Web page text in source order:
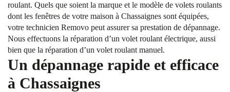
roulant. Quels que soient la marque et le modèle de volets roulants
dont les fenêtres de votre maison à Chassaignes sont équipées,
votre technicien Removo peut assurer sa prestation de dépannage.
Nous effectuons la réparation d’un volet roulant électrique, aussi
bien que la réparation d’un volet roulant manuel.
Un dépannage rapide et efficace
à Chassaignes